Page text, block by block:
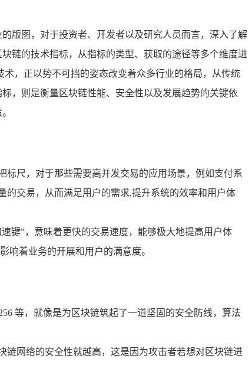
版图，对于投资者、开发者以及研究人员而言，深入了解
链的技术指标，从指标的类型、获取的途径等多个维度进
，正以势不可挡的姿态改变着众多行业的格局，从传统
，则是衡量区块链性能、安全性以及发展趋势的关键依
标尺，对于那些需要高并发交易的应用场景，例如支付系
交易，从而满足用户的需求,提升系统的效率和用户体
键”，意味着更快的交易速度，能够极大地提高用户体
响着业务的开展和用户的满意度。
等，就像是为区块链筑起了一道坚固的安全防线，算法
链网络的安全性就越高，这是因为攻击者若想对区块链进